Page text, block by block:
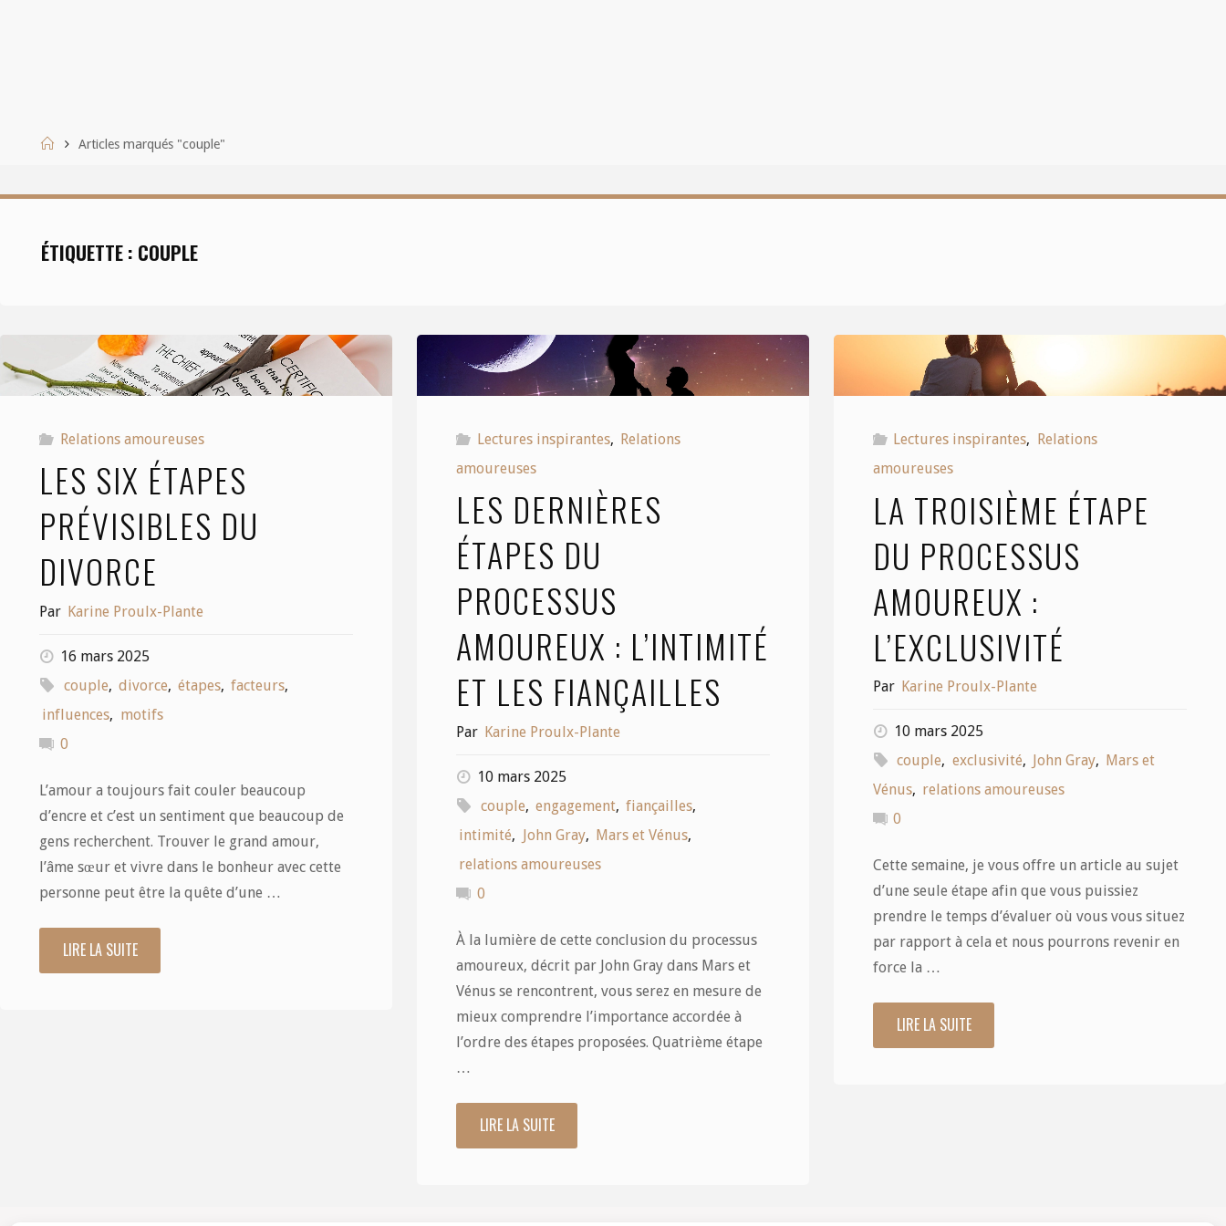
AccueilArticles marqués "couple"
ÉTIQUETTE : COUPLE
Relations amoureuses
LES SIX ÉTAPES
PRÉVISIBLES DU
DIVORCE
Par Karine Proulx-Plante
16 mars 2025
couple, divorce, étapes, facteurs,
influences, motifs
0
L’amour a toujours fait couler beaucoup
d’encre et c’est un sentiment que beaucoup de
gens recherchent. Trouver le grand amour,
l’âme sœur et vivre dans le bonheur avec cette
personne peut être la quête d’une …
LIRE LA SUITE"Les
Lectures inspirantes, Relations
amoureuses
LES DERNIÈRES
ÉTAPES DU
PROCESSUS
AMOUREUX : L’INTIMITÉ
ET LES FIANÇAILLES
Par Karine Proulx-Plante
10 mars 2025
couple, engagement, fiançailles,
intimité, John Gray, Mars et Vénus,
relations amoureuses
0
À la lumière de cette conclusion du processus
amoureux, décrit par John Gray dans Mars et
Vénus se rencontrent, vous serez en mesure de
mieux comprendre l’importance accordée à
l’ordre des étapes proposées. Quatrième étape
…
LIRE LA SUITE"Les
Lectures inspirantes, Relations
amoureuses
LA TROISIÈME ÉTAPE
DU PROCESSUS
AMOUREUX :
L’EXCLUSIVITÉ
Par Karine Proulx-Plante
10 mars 2025
couple, exclusivité, John Gray, Mars et
Vénus, relations amoureuses
0
Cette semaine, je vous offre un article au sujet
d’une seule étape afin que vous puissiez
prendre le temps d’évaluer où vous vous situez
par rapport à cela et nous pourrons revenir en
force la …
LIRE LA SUITE"La